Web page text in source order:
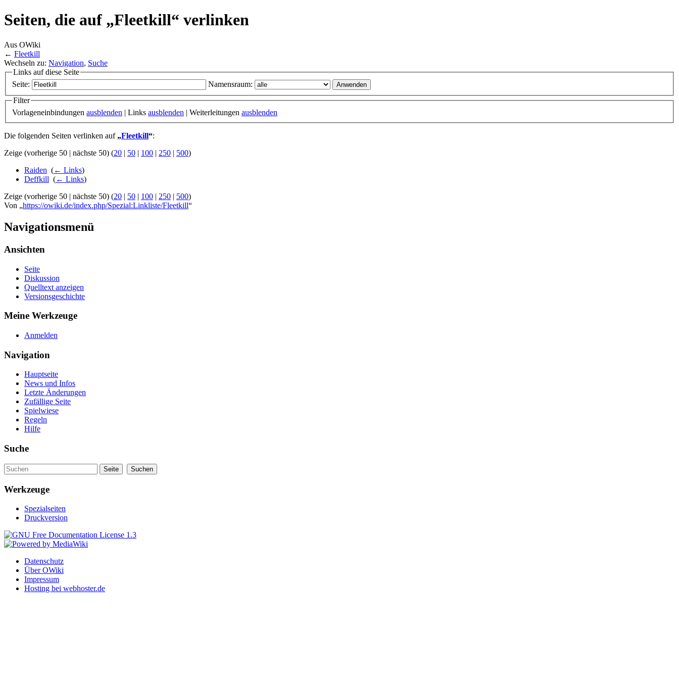
Seiten, die auf „Fleetkill“ verlinken
Aus OWiki
← Fleetkill
Wechseln zu: Navigation, Suche
Links auf diese Seite
Seite:
Namensraum:
Filter
Vorlageneinbindungen ausblenden | Links ausblenden | Weiterleitungen ausblenden
Die folgenden Seiten verlinken auf „Fleetkill“:
Zeige (vorherige 50 | nächste 50) (20 | 50 | 100 | 250 | 500)
Raiden (← Links)
Deffkill (← Links)
Zeige (vorherige 50 | nächste 50) (20 | 50 | 100 | 250 | 500)
Von „https://owiki.de/index.php/Spezial:Linkliste/Fleetkill“
Navigationsmenü
Ansichten
Seite
Diskussion
Quelltext anzeigen
Versionsgeschichte
Meine Werkzeuge
Anmelden
Navigation
Hauptseite
News und Infos
Letzte Änderungen
Zufällige Seite
Spielwiese
Regeln
Hilfe
Suche
Werkzeuge
Spezialseiten
Druckversion
Datenschutz
Über OWiki
Impressum
Hosting bei webhoster.de